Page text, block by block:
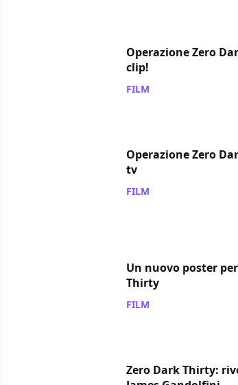
Operazione Zero
clip!
FILM
Operazione Zero
tv
FILM
Un nuovo poster
Thirty
FILM
Zero Dark Thirty: